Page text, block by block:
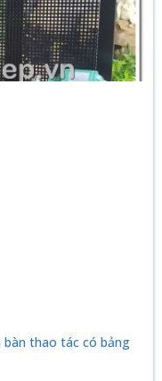
bàn thao tác có bảng